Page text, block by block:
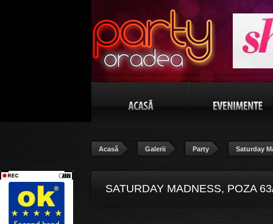
Acasă Galerii Party Saturday
SATURDAY MADNESS, POZA